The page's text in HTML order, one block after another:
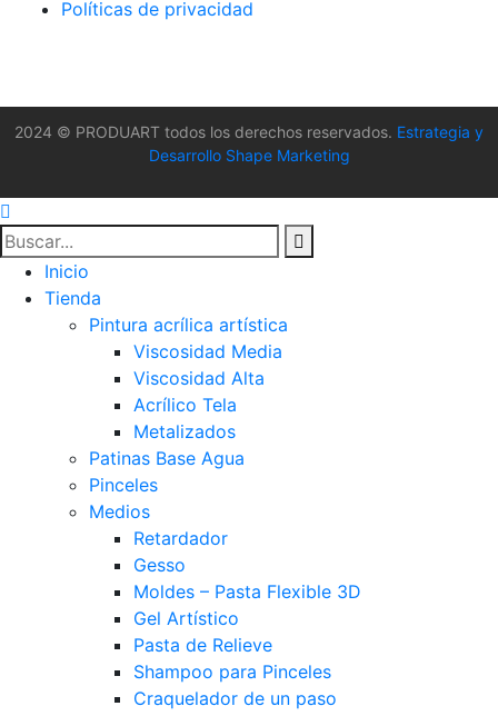
Políticas de privacidad
2024 © PRODUART todos los derechos reservados. Estrategia y
Desarrollo Shape Marketing
Inicio
Tienda
Pintura acrílica artística
Viscosidad Media
Viscosidad Alta
Acrílico Tela
Metalizados
Patinas Base Agua
Pinceles
Medios
Retardador
Gesso
Moldes – Pasta Flexible 3D
Gel Artístico
Pasta de Relieve
Shampoo para Pinceles
Craquelador de un paso